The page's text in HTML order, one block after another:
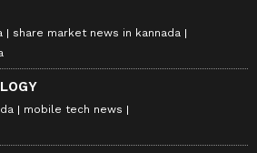
share market news in kannada
mobile tech news